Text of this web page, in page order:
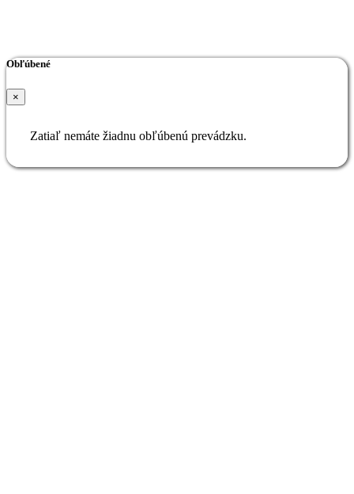
Obľúbené
×
Zatiaľ nemáte žiadnu obľúbenú prevádzku.